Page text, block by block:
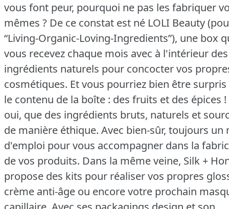
vous font peur, pourquoi ne pas les fabriquer
mêmes ? De ce constat est né LOLI Beauty
“Living-Organic-Loving-Ingredients”), une box
vous recevez chaque mois avec à l'intérieur des
ingrédients naturels pour concocter vos
cosmétiques. Et vous pourriez bien être
le contenu de la boîte : des fruits et des épices !
oui, que des ingrédients bruts, naturels et
de manière éthique. Avec bien-sûr, toujours un
d'emploi pour vous accompagner dans la
de vos produits. Dans la même veine, Silk +
propose des kits pour réaliser vos propres
crème anti-âge ou encore votre prochain